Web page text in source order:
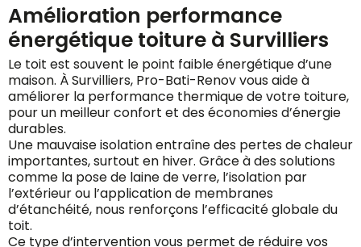
Amélioration performance
énergétique toiture à Survilliers
Le toit est souvent le point faible énergétique d’une
maison. À Survilliers, Pro-Bati-Renov vous aide à
améliorer la performance thermique de votre toiture,
pour un meilleur confort et des économies d’énergie
durables.
Une mauvaise isolation entraîne des pertes de chaleur
importantes, surtout en hiver. Grâce à des solutions
comme la pose de laine de verre, l’isolation par
l’extérieur ou l’application de membranes
d’étanchéité, nous renforçons l’efficacité globale du
toit.
Ce type d’intervention vous permet de réduire vos